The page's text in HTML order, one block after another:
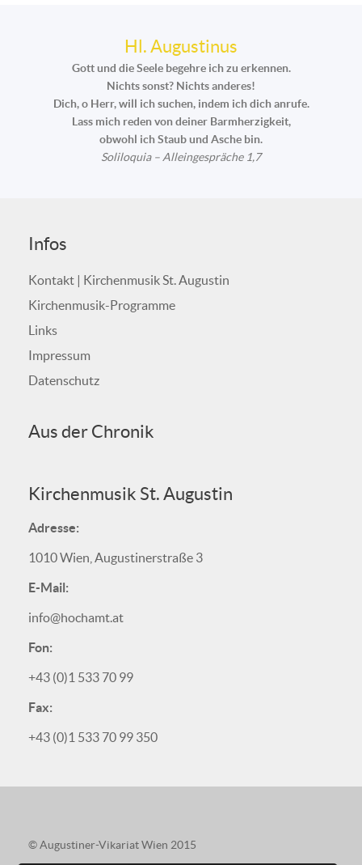
Hl. Augustinus
Gott und die Seele begehre ich zu erkennen.
Nichts sonst? Nichts anderes!
Dich, o Herr, will ich suchen, indem ich dich anrufe.
Lass mich reden von deiner Barmherzigkeit,
obwohl ich Staub und Asche bin.
Soliloquia – Alleingespräche 1,7
Infos
Kontakt | Kirchenmusik St. Augustin
Kirchenmusik-Programme
Links
Impressum
Datenschutz
Aus der Chronik
Kirchenmusik St. Augustin
Adresse:
1010 Wien, Augustinerstraße 3
E-Mail:
info@hochamt.at
Fon:
+43 (0)1 533 70 99
Fax:
+43 (0)1 533 70 99 350
© Augustiner-Vikariat Wien 2015